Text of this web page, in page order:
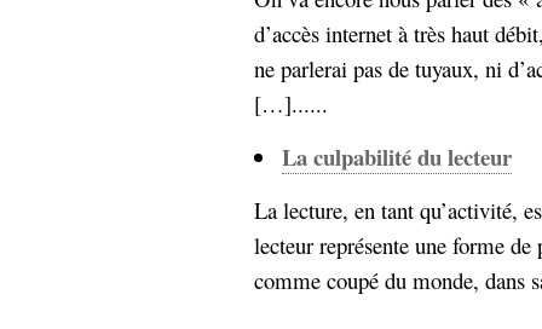
d’accès internet à très haut
ne parlerai pas de tuyaux, ni
[…]......
La culpabilité du lecteur
La lecture, en tant qu’activité,
lecteur représente une forme
comme coupé du monde,